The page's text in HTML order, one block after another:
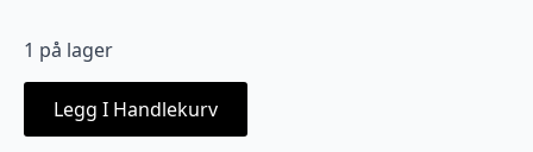
1 på lager
Legg I Handlekurv